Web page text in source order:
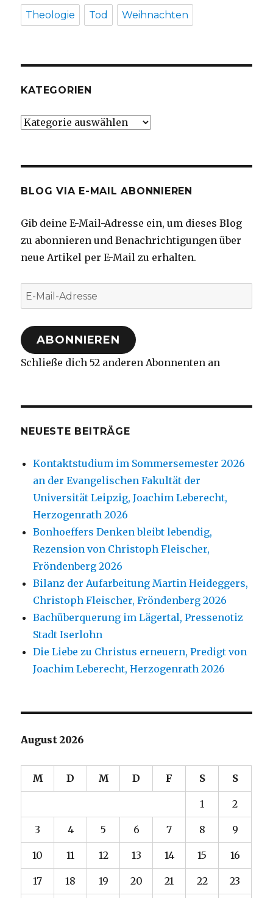
Theologie Tod Weihnachten
KATEGORIEN
Kategorien
BLOG VIA E-MAIL ABONNIEREN
Gib deine E-Mail-Adresse ein, um dieses Blog
zu abonnieren und Benachrichtigungen über
neue Artikel per E-Mail zu erhalten.
E-
Mail-
Adresse
ABONNIEREN
Schließe dich 52 anderen Abonnenten an
NEUESTE BEITRÄGE
Kontaktstudium im Sommersemester 2026
an der Evangelischen Fakultät der
Universität Leipzig, Joachim Leberecht,
Herzogenrath 2026
Bonhoeffers Denken bleibt lebendig,
Rezension von Christoph Fleischer,
Fröndenberg 2026
Bilanz der Aufarbeitung Martin Heideggers,
Christoph Fleischer, Fröndenberg 2026
Bachüberquerung im Lägertal, Pressenotiz
Stadt Iserlohn
Die Liebe zu Christus erneuern, Predigt von
Joachim Leberecht, Herzogenrath 2026
August 2026
M D M D F S S
1 2
3 4 5 6 7 8 9
10 11 12 13 14 15 16
17 18 19 20 21 22 23